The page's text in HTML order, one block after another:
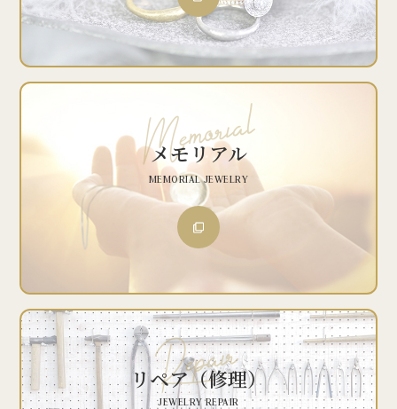
メモリアル
MEMORIAL JEWELRY
リペア（修理）
JEWELRY REPAIR